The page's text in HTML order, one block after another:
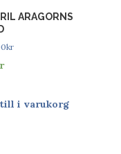
ARAGORNS
kr
i varukorg